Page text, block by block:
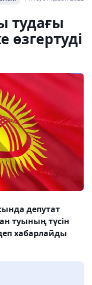
тудағы
өзгертуді
депутат
туының түсін
хабарлайды